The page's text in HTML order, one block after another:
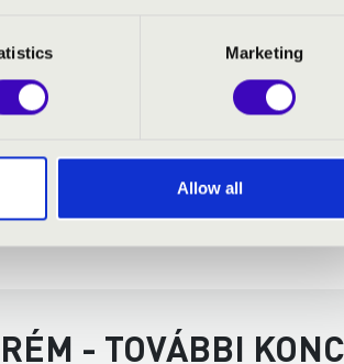
Marketing
Allow all
- TOVÁBBI